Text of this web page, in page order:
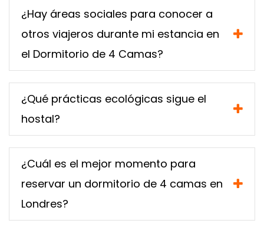
¿Hay áreas sociales para conocer a
otros viajeros durante mi estancia en
el Dormitorio de 4 Camas?
¿Qué prácticas ecológicas sigue el
hostal?
¿Cuál es el mejor momento para
reservar un dormitorio de 4 camas en
Londres?